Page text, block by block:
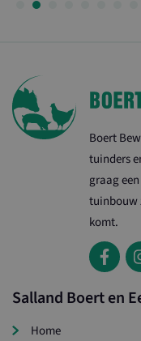
Boert
tuinders
graag
tuinbouw
komt.
Salland Boert en
Home